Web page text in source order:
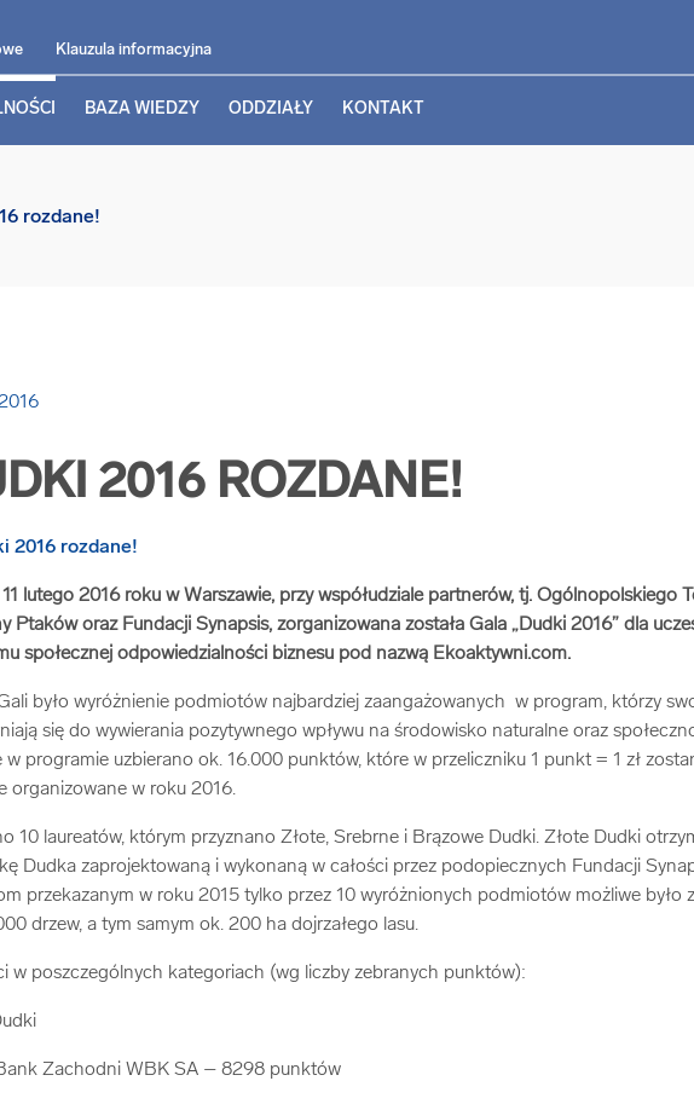
Klauzula informacyjna
BAZA WIEDZY ODDZIAŁY KONTAKT
rozdane!
2016 ROZDANE!
lutego 2016 roku w Warszawie, przy współudziale partnerów, tj. Ogólnopolskiego
Ptaków oraz Fundacji Synapsis, zorganizowana została Gala „Dudki 2016” dla
społecznej odpowiedzialności biznesu pod nazwą Ekoaktywni.com.
było wyróżnienie podmiotów najbardziej zaangażowanych w program, którzy
się do wywierania pozytywnego wpływu na środowisko naturalne oraz
w programie uzbierano ok. 16.000 punktów, które w przeliczniku 1 punkt = 1 zł
organizowane w roku 2016.
10 laureatów, którym przyznano Złote, Srebrne i Brązowe Dudki. Złote Dudki
Dudka zaprojektowaną i wykonaną w całości przez podopiecznych Fundacji
przekazanym w roku 2015 tylko przez 10 wyróżnionych podmiotów możliwe było
drzew, a tym samym ok. 200 ha dojrzałego lasu.
w poszczególnych kategoriach (wg liczby zebranych punktów):
Zachodni WBK SA – 8298 punktów